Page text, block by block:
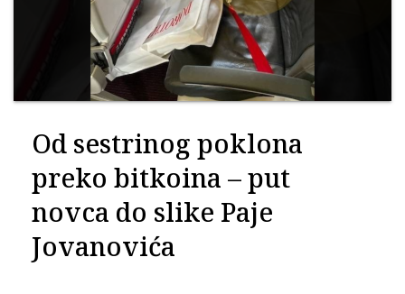
Od sestrinog poklona
preko bitkoina – put
novca do slike Paje
Jovanovića